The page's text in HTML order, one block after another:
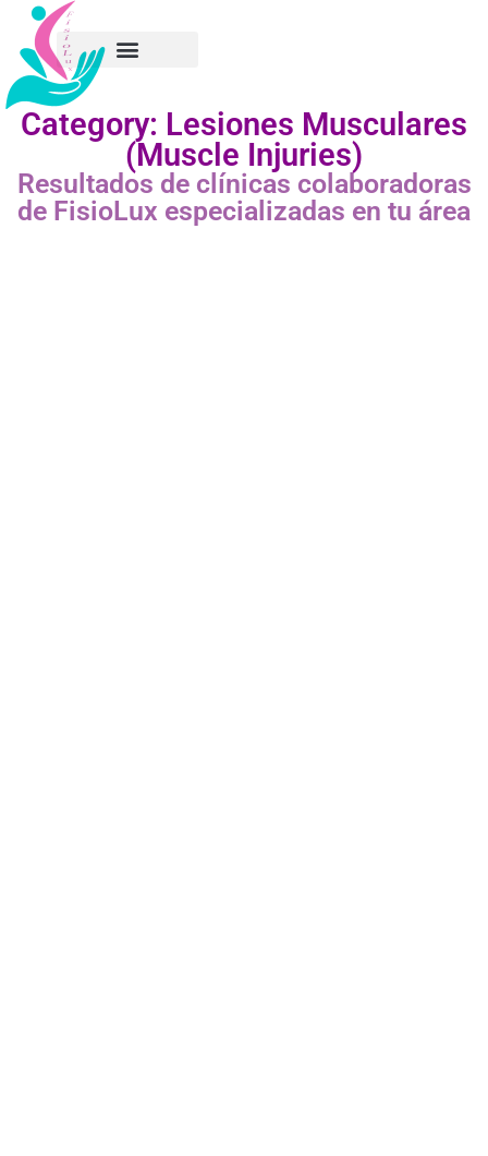
Category: Lesiones Musculares
(Muscle Injuries)
Resultados de clínicas colaboradoras
de FisioLux especializadas en tu área